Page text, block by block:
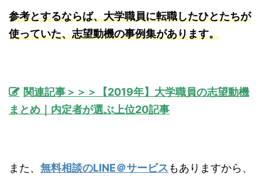
参考とするならば、大学職員に転職したひとたちが
使っていた、志望動機の事例集があります。
関連記事＞＞＞【2019年】大学職員の志望動機
まとめ｜内定者が選ぶ上位20記事
また、 無料相談のLINE＠サービスもありますから、